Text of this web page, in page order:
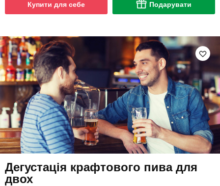
Купити для себе Подарувати
Дегустація крафтового пива для
двох